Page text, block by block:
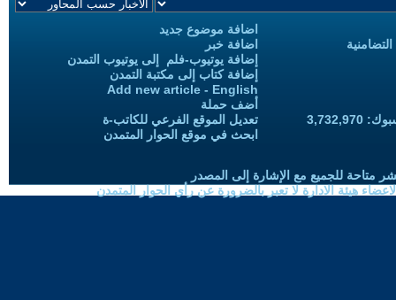
اضافة موضوع جديد
اضافة خبر
إضافة يوتيوب-فلم إلى يوتيوب التمدن
إضافة كتاب إلى مكتبة التمدن
Add new article - English
أضف حملة
تعديل الموقع الفرعي للكاتب-ة
ابحث في موقع الحوار المتمدن
متاحة للجميع مع الإشارة إلى المصدر
هيئة الادارة لا تعبر بالضرورة عن رأي الحوار المتمدن